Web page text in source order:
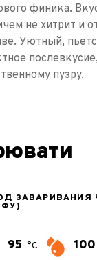
финика.
не хитрит и
Уютный,
пуэру.
ЗАВАРИВАНИЯ
95 °C 100